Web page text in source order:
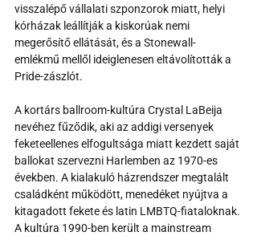
visszalépő vállalati szponzorok miatt, helyi
kórházak leállítják a kiskorúak nemi
megerősítő ellátását, és a Stonewall-
emlékmű mellől ideiglenesen eltávolították a
Pride-zászlót.
A kortárs ballroom-kultúra Crystal LaBeija
nevéhez fűződik, aki az addigi versenyek
feketeellenes elfogultsága miatt kezdett saját
ballokat szervezni Harlemben az 1970-es
években. A kialakuló házrendszer megtalált
családként működött, menedéket nyújtva a
kitagadott fekete és latin LMBTQ-fiataloknak.
A kultúra 1990-ben került a mainstream